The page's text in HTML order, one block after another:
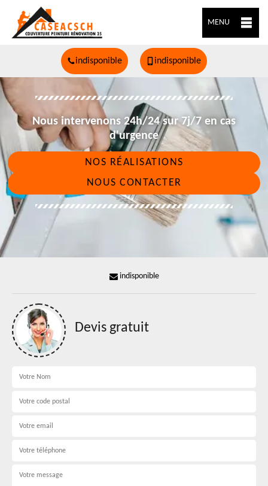
MENU
indisponible indisponible
Nous intervenons 24h/24 sur 7j/7 en cas
d'urgence
NOS RÉALISATIONS
NOUS CONTACTER
indisponible
Devis gratuit